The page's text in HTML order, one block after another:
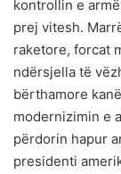
kontrollin e
prej vitesh.
raketore, forcat
ndërsjella të
bërthamore
modernizimin e
përdorin hapur
presidenti